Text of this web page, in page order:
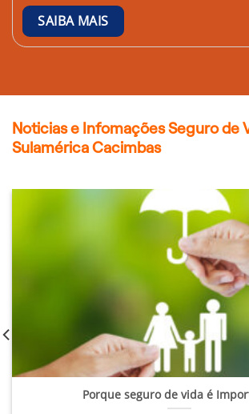
SAIBA MAIS
Noticias e Infomações Seguro de
Sulamérica Cacimbas
Porque seguro de vida é